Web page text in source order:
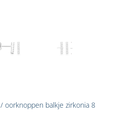
/ oorknoppen balkje zirkonia 8